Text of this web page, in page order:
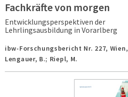
Fachkräfte von morgen
Entwicklungsperspektiven der
Lehrlingsausbildung in Vorarlberg
ibw-Forschungsbericht Nr. 227, Wien,
Lengauer, B.; Riepl, M.